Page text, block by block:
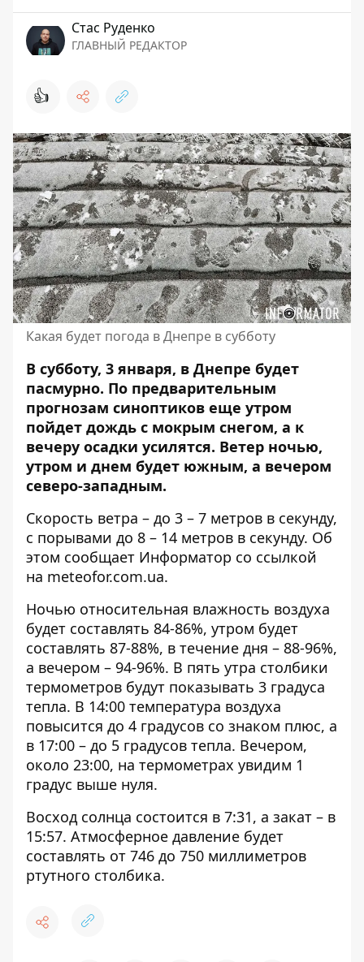
Стаc Руденко
ГЛАВНЫЙ РЕДАКТОР
👍
Какая будет погода в Днепре в субботу
В субботу, 3 января, в Днепре будет
пасмурно. По предварительным
прогнозам синоптиков еще утром
пойдет дождь с мокрым снегом, а к
вечеру осадки усилятся. Ветер ночью,
утром и днем ​​будет южным, а вечером
северо-западным.
Скорость ветра – до 3 – 7 метров в секунду,
с порывами до 8 – 14 метров в секунду. Об
этом сообщает Информатор со ссылкой
на meteofor.com.ua.
Ночью относительная влажность воздуха
будет составлять 84-86%, утром будет
составлять 87-88%, в течение дня – 88-96%,
а вечером – 94-96%. В пять утра столбики
термометров будут показывать 3 градуса
тепла. В 14:00 температура воздуха
повысится до 4 градусов со знаком плюс, а
в 17:00 – до 5 градусов тепла. Вечером,
около 23:00, на термометрах увидим 1
градус выше нуля.
Восход солнца состоится в 7:31, а закат – в
15:57. Атмосферное давление будет
составлять от 746 до 750 миллиметров
ртутного столбика.